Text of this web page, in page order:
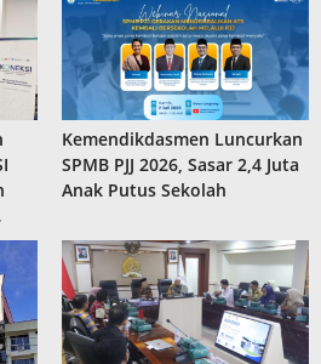
Kemendikdasmen Luncurkan
SPMB PJJ 2026, Sasar 2,4 Juta
Anak Putus Sekolah